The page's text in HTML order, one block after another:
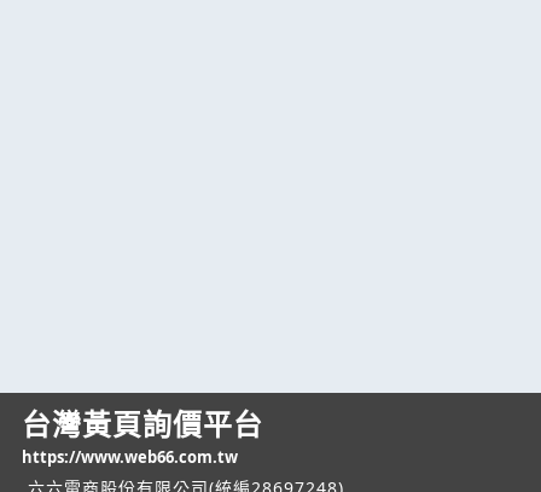
台灣黃頁詢價平台
https://www.web66.com.tw